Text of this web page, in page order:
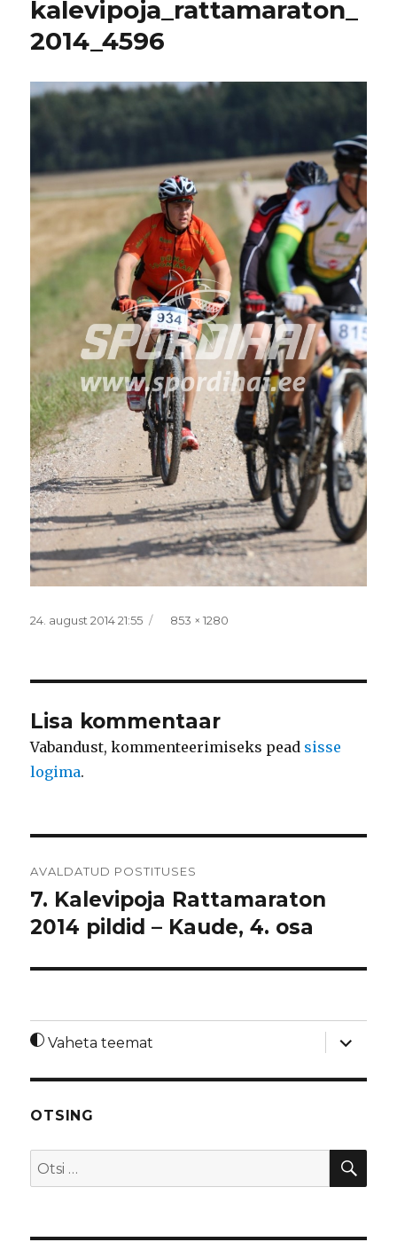
kalevipoja_rattamaraton_
2014_4596
Postitatud
24. august 2014 21:55 Täissuurus
853 × 1280
Lisa kommentaar
Vabandust, kommenteerimiseks pead sisse
logima.
AVALDATUD POSTITUSES
7. Kalevipoja Rattamaraton
2014 pildid – Kaude, 4. osa
Vaheta teemat
laienda
OTSING
Otsi: